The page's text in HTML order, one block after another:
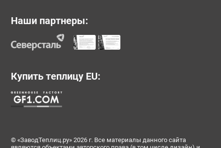
Наши партнеры:
Купить теплицу EU:
© «ЗаводТеплиц.ру» 2026 г. Все материалы данного сайта